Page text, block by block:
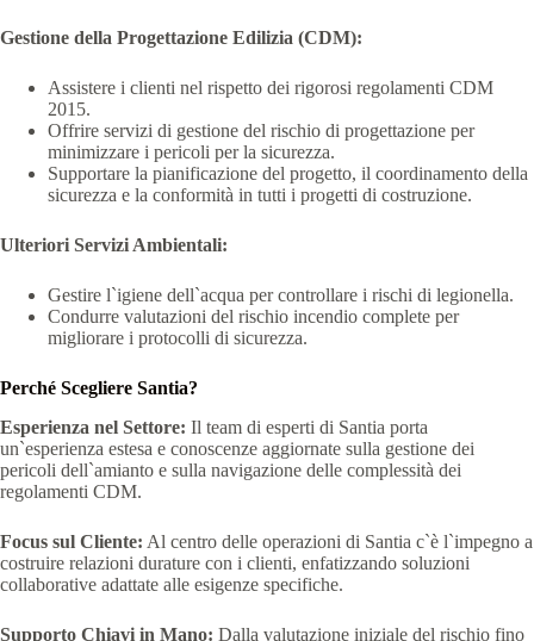
Gestione della Progettazione Edilizia (CDM):
Assistere i clienti nel rispetto dei rigorosi regolamenti CDM
2015.
Offrire servizi di gestione del rischio di progettazione per
minimizzare i pericoli per la sicurezza.
Supportare la pianificazione del progetto, il coordinamento della
sicurezza e la conformità in tutti i progetti di costruzione.
Ulteriori Servizi Ambientali:
Gestire l`igiene dell`acqua per controllare i rischi di legionella.
Condurre valutazioni del rischio incendio complete per
migliorare i protocolli di sicurezza.
Perché Scegliere Santia?
Esperienza nel Settore: Il team di esperti di Santia porta
un`esperienza estesa e conoscenze aggiornate sulla gestione dei
pericoli dell`amianto e sulla navigazione delle complessità dei
regolamenti CDM.
Focus sul Cliente: Al centro delle operazioni di Santia c`è l`impegno a
costruire relazioni durature con i clienti, enfatizzando soluzioni
collaborative adattate alle esigenze specifiche.
Supporto Chiavi in Mano: Dalla valutazione iniziale del rischio fino